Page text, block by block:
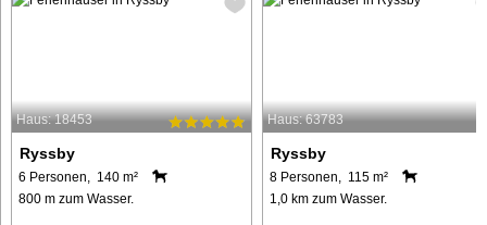
Haus: 18453
Ryssby
6 Personen, 140 m²
800 m zum Wasser.
Haus: 63783
Ryssby
8 Personen, 115 m²
1,0 km zum Wasser.